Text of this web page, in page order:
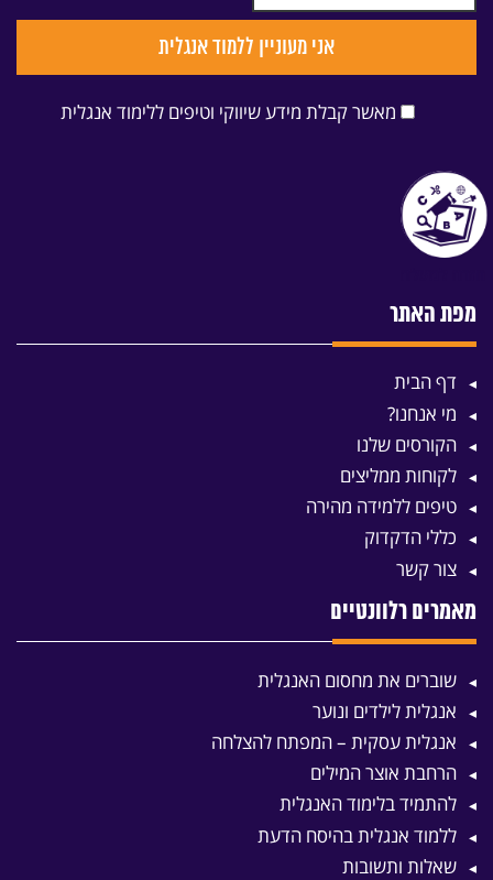
מאשר קבלת מידע שיווקי וטיפים ללימוד אנגלית
מפת האתר
דף הבית
מי אנחנו?
הקורסים שלנו
לקוחות ממליצים
טיפים ללמידה מהירה
כללי הדקדוק
צור קשר
מאמרים רלוונטיים
שוברים את מחסום האנגלית
אנגלית לילדים ונוער
אנגלית עסקית – המפתח להצלחה
הרחבת אוצר המילים
להתמיד בלימוד האנגלית
ללמוד אנגלית בהיסח הדעת
שאלות ותשובות